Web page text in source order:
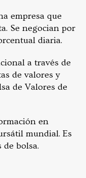
empresa que
Se negocian por
diaria.
a través de
de valores y
de Valores de
en
mundial. Es
de bolsa.